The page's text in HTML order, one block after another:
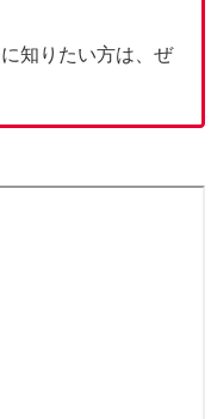
知りたい方は、ぜ